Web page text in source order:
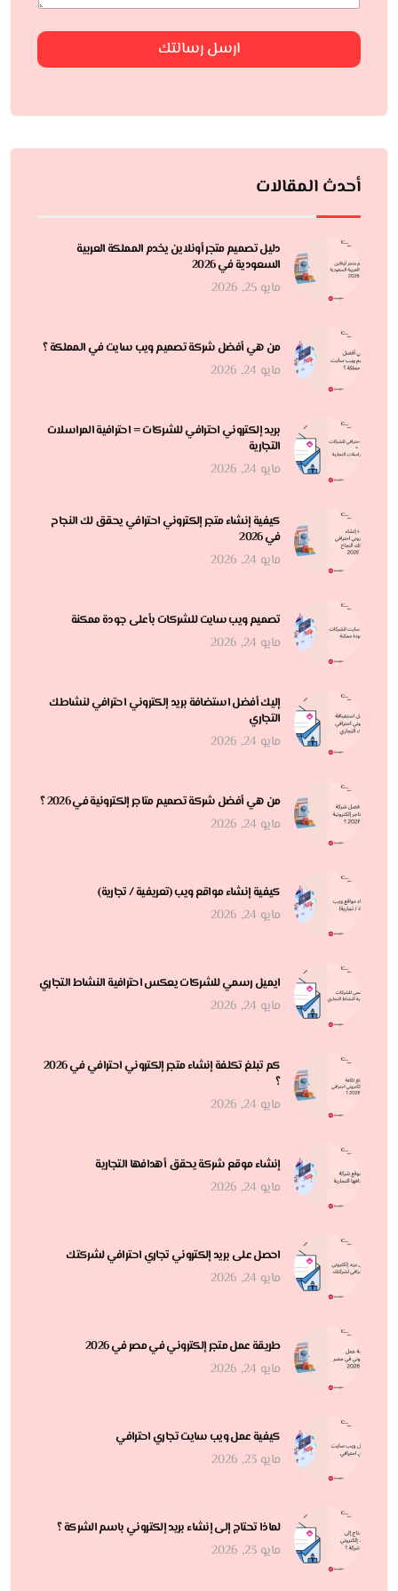
ارسل رسالتك
أحدث المقالات
دليل تصميم متجر أونلاين يخدم المملكة العربية
السعودية في 2026
مايو 25, 2026
من هي أفضل شركة تصميم ويب سايت في المملكة ؟
مايو 24, 2026
بريد إلكتروني احترافي للشركات = احترافية المراسلات
التجارية
مايو 24, 2026
كيفية إنشاء متجر إلكتروني احترافي يحقق لك النجاح
في 2026
مايو 24, 2026
تصميم ويب سايت للشركات بأعلى جودة ممكنة
مايو 24, 2026
إليك أفضل استضافة بريد إلكتروني احترافي لنشاطك
التجاري
مايو 24, 2026
من هي أفضل شركة تصميم متاجر إلكترونية في 2026 ؟
مايو 24, 2026
كيفية إنشاء مواقع ويب (تعريفية / تجارية)
مايو 24, 2026
ايميل رسمي للشركات يعكس احترافية النشاط التجاري
مايو 24, 2026
كم تبلغ تكلفة إنشاء متجر إلكتروني احترافي في 2026
؟
مايو 24, 2026
إنشاء موقع شركة يحقق أهدافها التجارية
مايو 24, 2026
احصل على بريد إلكتروني تجاري احترافي لشركتك
مايو 24, 2026
طريقة عمل متجر إلكتروني في مصر في 2026
مايو 24, 2026
كيفية عمل ويب سايت تجاري احترافي
مايو 23, 2026
لماذا تحتاج إلى إنشاء بريد إلكتروني باسم الشركة ؟
مايو 23, 2026